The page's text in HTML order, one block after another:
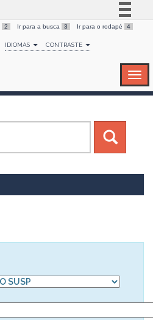
Simplifique!
Comunica BR
Canais
2 Ir para a busca 3 Ir para o rodapé 4
IDIOMAS CONTRASTE